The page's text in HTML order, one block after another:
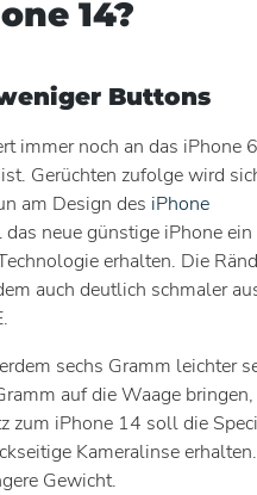
14?
Buttons
immer noch an das iPhone
Gerüchten zufolge wird
am Design des iPhone
neue günstige iPhone ein
erhalten. Die
auch deutlich schmaler
sechs Gramm leichter
auf die Waage bringen,
zum iPhone 14 soll die
Kameralinse erhalten.
Gewicht.